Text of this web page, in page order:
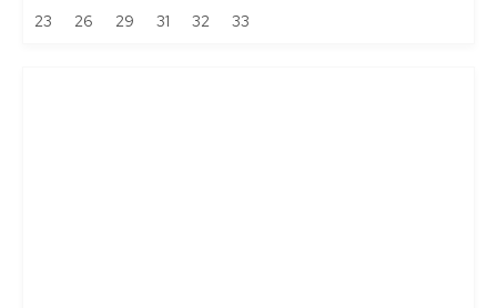
23 26 29 31 32 33